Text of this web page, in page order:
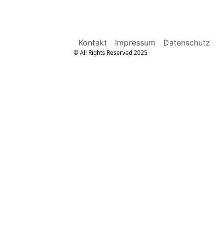
Kontakt Impressum Datenschutz
© All Rights Reserved 2025